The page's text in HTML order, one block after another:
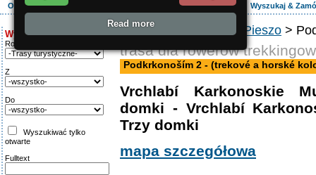
O regionie Aktywnie Zakwaterowanie Wyszukaj &
Wyszukiwanie:
Rodzaj trasy
Z
Do
Wyszukiwać tylko
otwarte
Fulltext
ergis.cz > Pieszo >
trasa dla rowerów
Podkrkonoším 2 - (trekové a horské
Vrchlabí Karkonoskie
domki - Vrchlabí
Trzy domki
mapa szczegółowa
Read more